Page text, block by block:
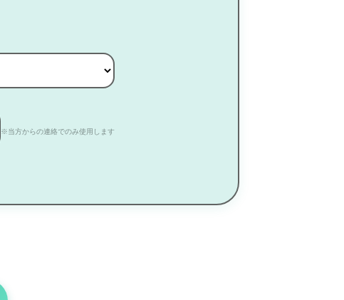
※当方からの連絡でのみ使用します